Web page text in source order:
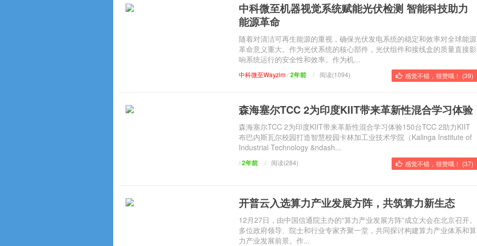
中科微至机器视觉系统赋能光伏检测 智能科技助力
能源革命
随着对清洁可再生能源的重视，确保光伏发电系统的稳定和效率对全球能源
革命意义重大。作为光伏系统的核心部件，光伏组件和接线盒的质量直接影
响系统运行的安全性和效率。作为机...
中科微至Wayzim/2年前 / 感觉不错，很赞哦！ (39)
阅读(1094)
森海塞尔TCC 2为印度KIIT带来革新性混合学习体验
森海塞尔TCC 2为印度KIIT带来革新性混合学习体验150台TCC 2助力KIIT
布巴内斯瓦尔校园打造智慧校园卡林加工业技术学院（Kalinga Institute of
Industrial Technology &ndash...
/2年前 / 感觉不错，很赞哦！ (37)
阅读(284)
开普云入选算力产业发展方阵，共筑算力新生态
12月27日，由中国信通院主办的“算力产业发展方阵”成立大会在北京召开。
多位政府领导、院士和行业专家齐聚一堂，共同探讨构建算力产业体系和算
力产业发展前景。作...